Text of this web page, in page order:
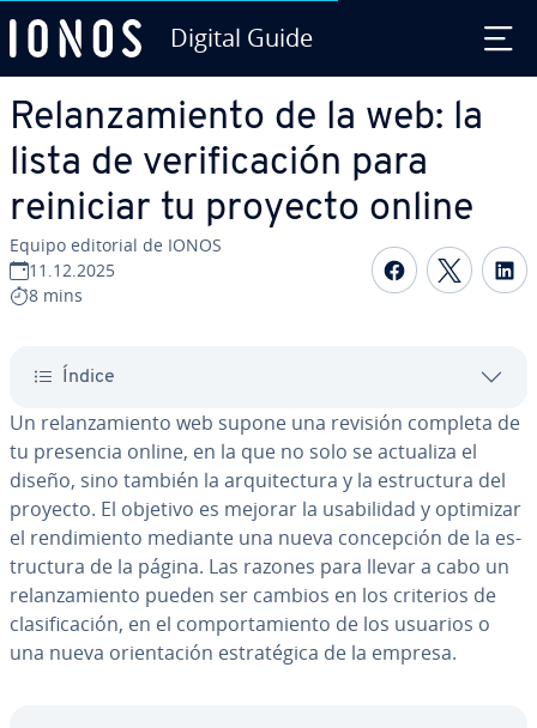
Digital Guide
Re­la­n­za­mie­n­to de la web: la
lista de ve­ri­fi­ca­ción para
reiniciar tu proyecto online
Equipo editorial de IONOS
11.12.2025
8 mins
Compartir
Índice
Un re­la­n­za­mie­n­to web supone una revisión completa de
tu presencia online, en la que no solo se actualiza el
diseño, sino también la ar­qui­te­c­tu­ra y la es­tru­c­tu­ra del
proyecto. El objetivo es mejorar la usa­bi­li­dad y optimizar
el re­n­di­mie­n­to mediante una nueva co­n­ce­p­ción de la es­
tru­c­tu­ra de la página. Las razones para llevar a cabo un
re­la­n­za­mie­n­to pueden ser cambios en los criterios de
cla­si­fi­ca­ción, en el co­m­po­r­ta­mie­n­to de los usuarios o
una nueva orie­n­ta­ción es­tra­té­gi­ca de la empresa.